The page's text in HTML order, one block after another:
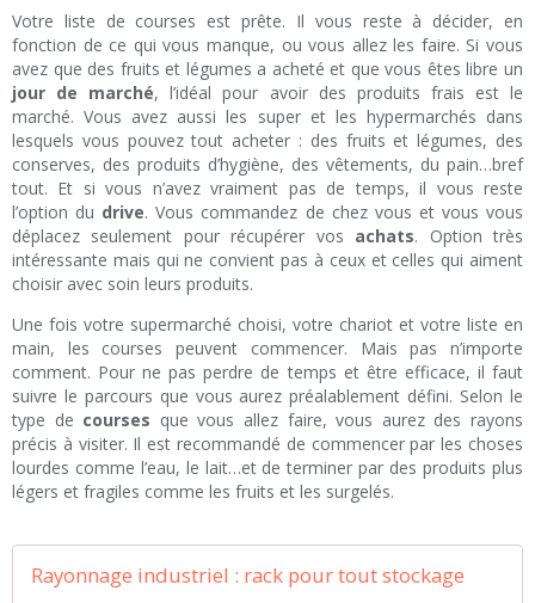
Votre liste de courses est prête. Il vous reste à décider, en
fonction de ce qui vous manque, ou vous allez les faire. Si vous
avez que des fruits et légumes a acheté et que vous êtes libre un
jour de marché, l’idéal pour avoir des produits frais est le
marché. Vous avez aussi les super et les hypermarchés dans
lesquels vous pouvez tout acheter : des fruits et légumes, des
conserves, des produits d’hygiène, des vêtements, du pain…bref
tout. Et si vous n’avez vraiment pas de temps, il vous reste
l’option du drive. Vous commandez de chez vous et vous vous
déplacez seulement pour récupérer vos achats. Option très
intéressante mais qui ne convient pas à ceux et celles qui aiment
choisir avec soin leurs produits.
Une fois votre supermarché choisi, votre chariot et votre liste en
main, les courses peuvent commencer. Mais pas n’importe
comment. Pour ne pas perdre de temps et être efficace, il faut
suivre le parcours que vous aurez préalablement défini. Selon le
type de courses que vous allez faire, vous aurez des rayons
précis à visiter. Il est recommandé de commencer par les choses
lourdes comme l’eau, le lait…et de terminer par des produits plus
légers et fragiles comme les fruits et les surgelés.
Rayonnage industriel : rack pour tout stockage